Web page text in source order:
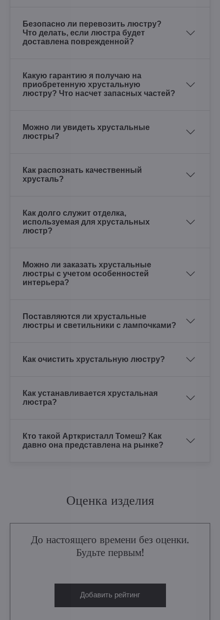
Безопасно ли перевозить люстру?
Что делать, если люстра будет
доставлена поврежденной?
Какую гарантию я получаю на
приобретенную хрустальную
люстру? Что насчет запасных частей?
Можно ли увидеть хрустальные
люстры?
Как распознать качественный
хрусталь?
Как долго служит отделка,
используемая для хрустальных
люстр?
Можно ли заказать хрустальные
люстры с учетом особенностей
интерьера?
Поставляются ли хрустальные
люстры и светильники с лампочками?
Как очистить хрустальную люстру?
Как устанавливается хрустальная
люстра?
Кто такой Арткристалл Томеш? Как
давно она представлена на рынке?
Оценка изделия
До настоящего времени без оценки.
Будьте первым!
Добавить рейтинг